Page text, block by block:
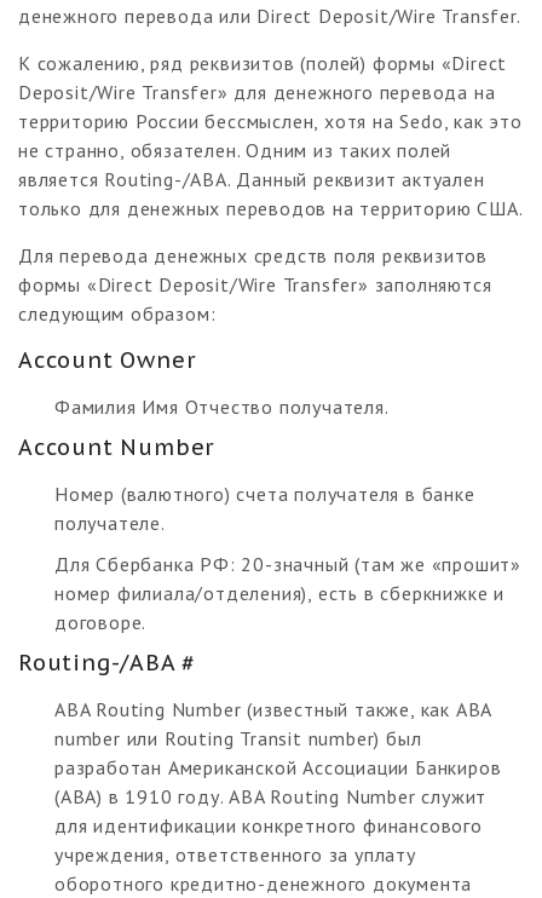
денежного перевода или Direct Deposit/Wire Transfer.
К сожалению, ряд реквизитов (полей) формы «Direct
Deposit/Wire Transfer» для денежного перевода на
территорию России бессмыслен, хотя на Sedo, как это
не странно, обязателен. Одним из таких полей
является Routing-/ABA. Данный реквизит актуален
только для денежных переводов на территорию США.
Для перевода денежных средств поля реквизитов
формы «Direct Deposit/Wire Transfer» заполняются
следующим образом:
Account Owner
Фамилия Имя Отчество получателя.
Account Number
Номер (валютного) счета получателя в банке
получателе.
Для Сбербанка РФ: 20-значный (там же «прошит»
номер филиала/отделения), есть в сберкнижке и
договоре.
Routing-/ABA #
ABA Routing Number (известный также, как ABA
number или Routing Transit number) был
разработан Американской Ассоциации Банкиров
(ABA) в 1910 году. ABA Routing Number служит
для идентификации конкретного финансового
учреждения, ответственного за уплату
оборотного кредитно-денежного документа